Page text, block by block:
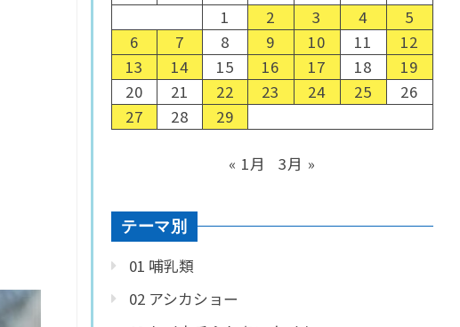
1
2 3 4
5
6
7 8 9 10 11
12
13
14 15 16 17 18
19
20
21 22 23 24 25
26
27
28 29
« 1月 3月 »
テーマ別
01 哺乳類
02 アシカショー